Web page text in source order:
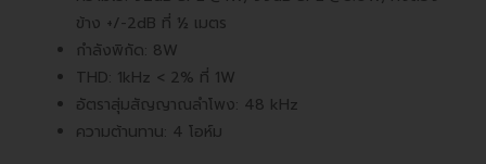
ข้าง +/-2dB ที่ ½ เมตร
กำลังพิกัด: 8W
THD: 1kHz < 2% ที่ 1W
อัตราสุ่มสัญญาณลำโพง: 48 kHz
ความต้านทาน: 4 โอห์ม